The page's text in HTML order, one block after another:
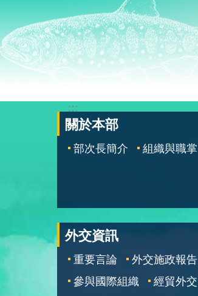
:::
關於本部
部次長簡介 組織與職掌
外交資訊
重要言論 外交施政報告
參與國際組織
經貿外交